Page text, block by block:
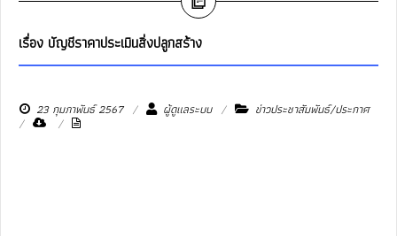
เรื่อง บัญชีราคาประเมินสิ่งปลูกสร้าง
23 กุมภาพันธ์ 2567 ผู้ดูแลระบบ ข่าวประชาสัมพันธ์/ประกาศ